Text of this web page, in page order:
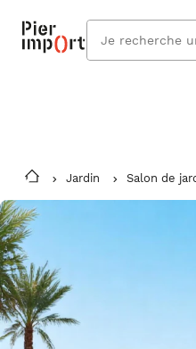
Vous êtes absent ? Pier
et vous livre à votre retour.
cherchez
vous ?
Jardin Salon de